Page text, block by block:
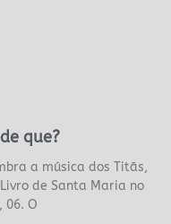
que?
a música dos Titãs,
de Santa Maria no
06. O